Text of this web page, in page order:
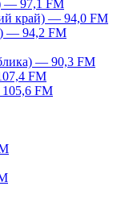
— 97,1 FM
край) — 94,0 FM
— 94,2 FM
— 90,3 FM
FM
FM